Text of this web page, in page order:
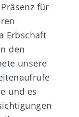
für
Erbschaft
den
unsere
und es